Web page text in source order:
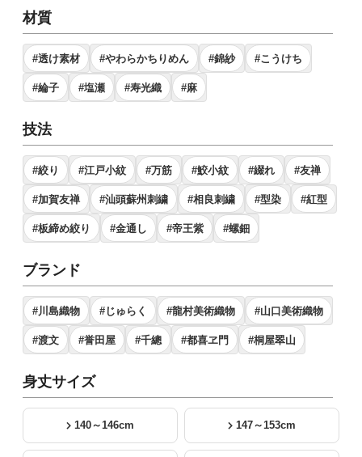
材質
#透け素材 #やわらかちりめん #錦紗 #こうけち
#綸子 #塩瀬 #寿光織 #麻
技法
#絞り #江戸小紋 #万筋 #鮫小紋 #綴れ #友禅
#加賀友禅 #汕頭蘇州刺繍 #相良刺繍 #型染 #紅型
#板締め絞り #金通し #帝王紫 #螺鈿
ブランド
#川島織物 #じゅらく #龍村美術織物 #山口美術織物
#渡文 #誉田屋 #千總 #都喜ヱ門 #桐屋翠山
身丈サイズ
140～146cm 147～153cm